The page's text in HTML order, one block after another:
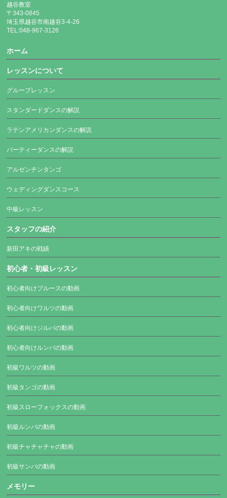
越谷教室
〒343-0845
埼玉県越谷市南越谷3-4-26
TEL:048-967-3126
ホーム
レッスンについて
グループレッスン
スタンダードダンスの解説
ラテンアメリカンダンスの解説
パーティーダンスの解説
アルゼンチンタンゴ
ウェディングダンスコース
中級レッスン
スタッフの紹介
新田アキの戦績
初心者・初級レッスン
初心者向けブルースの動画
初心者向けワルツの動画
初心者向けジルバの動画
初心者向けルンバの動画
初級ワルツの動画
初級タンゴの動画
初級スローフォックスの動画
初級ルンバの動画
初級チャチャチャの動画
初級サンバの動画
メモリー